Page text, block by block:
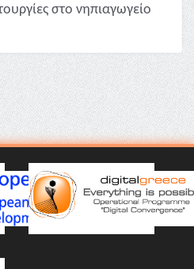
στο νηπιαγωγείο